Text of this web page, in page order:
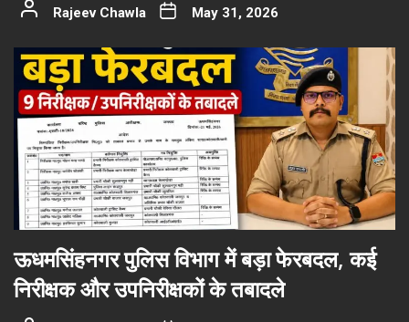
Rajeev Chawla May 31, 2026
ऊधमसिंहनगर पुलिस विभाग में बड़ा फेरबदल, कई
निरीक्षक और उपनिरीक्षकों के तबादले